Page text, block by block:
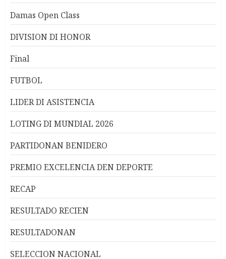
Damas Open Class
DIVISION DI HONOR
Final
FUTBOL
LIDER DI ASISTENCIA
LOTING DI MUNDIAL 2026
PARTIDONAN BENIDERO
PREMIO EXCELENCIA DEN DEPORTE
RECAP
RESULTADO RECIEN
RESULTADONAN
SELECCION NACIONAL